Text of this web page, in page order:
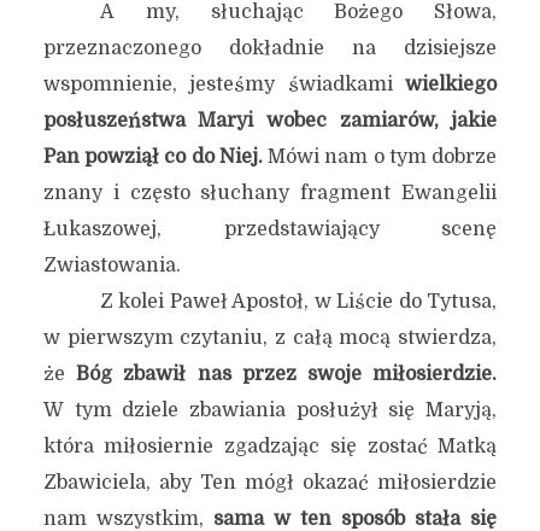
A my, słuchając Bożego Słowa,
przeznaczonego dokładnie na dzisiejsze
wspomnienie, jesteśmy świadkamiwielkiego
posłuszeństwa Maryi wobec zamiarów, jakie
Pan powziął co do Niej.Mówi nam o tym dobrze
znany i często słuchany fragment Ewangelii
Łukaszowej, przedstawiający scenę
Zwiastowania.
Z kolei Paweł Apostoł, w Liście do Tytusa,
w pierwszym czytaniu, z całą mocą stwierdza,
żeBóg zbawił nas przez swoje miłosierdzie.
W tym dziele zbawiania posłużył się Maryją,
która miłosiernie zgadzając się zostać Matką
Zbawiciela, aby Ten mógł okazać miłosierdzie
nam wszystkim, sama w ten sposób stała się